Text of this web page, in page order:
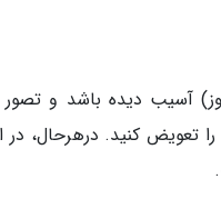
آسیب دیده باشد و
را تعویض کنید.